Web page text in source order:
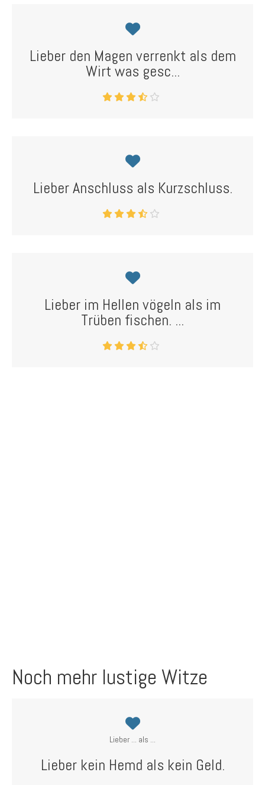
Lieber den Magen verrenkt als dem
Wirt was gesc...
Lieber Anschluss als Kurzschluss.
Lieber im Hellen vögeln als im
Trüben fischen. ...
Noch mehr lustige Witze
Lieber ... als ...
Lieber kein Hemd als kein Geld.